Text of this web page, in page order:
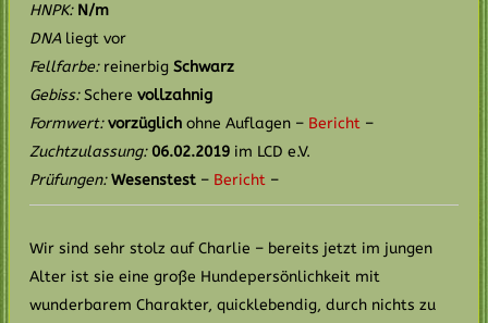
HNPK: N/m
DNAliegt vor
Fellfarbe:reinerbig Schwarz
Gebiss:Schere vollzahnig
Formwert: vorzüglich ohne Auflagen – Bericht –
Zuchtzulassung: 06.02.2019 im LCD e.V.
Prüfungen: Wesenstest – Bericht –
Wir sind sehr stolz auf Charlie – bereits jetzt im jungen
Alter ist sie eine große Hundepersönlichkeit mit
wunderbarem Charakter, quicklebendig, durch nichts zu